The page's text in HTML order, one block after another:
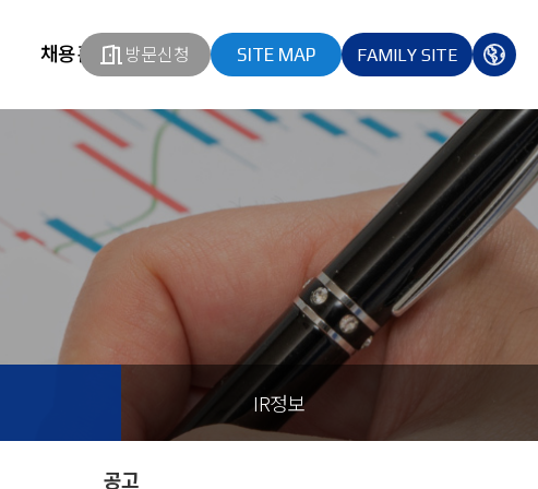
채용홈페이지방문신청 SITE MAP
열기 FAMILY SITE
열기
다국
IR정보
공고